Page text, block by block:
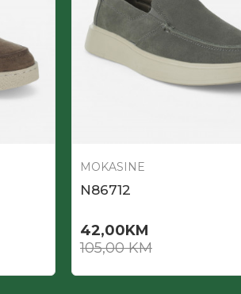
MOKASINE
N86712
42,00KM
105,00KM